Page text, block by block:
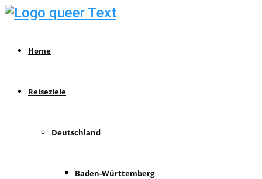
Home
Reiseziele
Deutschland
Baden-Württemberg